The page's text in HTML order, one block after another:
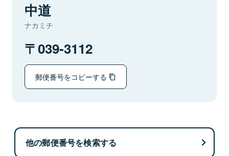
中道
ナカミチ
039-3112
郵便番号をコピーする
他の郵便番号を検索する